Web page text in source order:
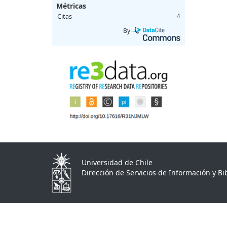
Métricas
Citas 4
By
Universidad de Chile
Dirección de Servicios de Información y